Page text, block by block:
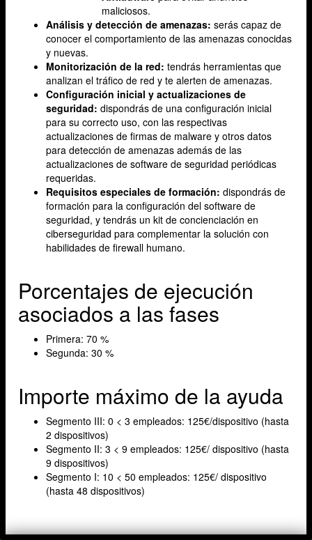
maliciosos.
Análisis y detección de amenazas: serás capaz de
conocer el comportamiento de las amenazas conocidas
y nuevas.
Monitorización de la red: tendrás herramientas que
analizan el tráfico de red y te alerten de amenazas.
Configuración inicial y actualizaciones de
seguridad: dispondrás de una configuración inicial
para su correcto uso, con las respectivas
actualizaciones de firmas de malware y otros datos
para detección de amenazas además de las
actualizaciones de software de seguridad periódicas
requeridas.
Requisitos especiales de formación: dispondrás de
formación para la configuración del software de
seguridad, y tendrás un kit de concienciación en
ciberseguridad para complementar la solución con
habilidades de firewall humano.
Porcentajes de ejecución
asociados a las fases
Primera: 70 %
Segunda: 30 %
Importe máximo de la ayuda
Segmento III: 0 < 3 empleados: 125€/dispositivo (hasta
2 dispositivos)
Segmento II: 3 < 9 empleados: 125€/ dispositivo (hasta
9 dispositivos)
Segmento I: 10 < 50 empleados: 125€/ dispositivo
(hasta 48 dispositivos)